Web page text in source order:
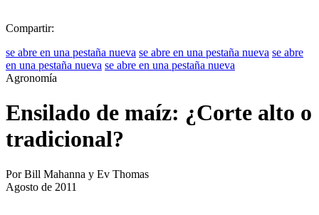
Compartir:
se abre en una pestaña nueva se abre en una pestaña nueva se abre
en una pestaña nueva se abre en una pestaña nueva
Agronomía
Ensilado de maíz: ¿Corte alto o
tradicional?
Por Bill Mahanna y Ev Thomas
Agosto de 2011